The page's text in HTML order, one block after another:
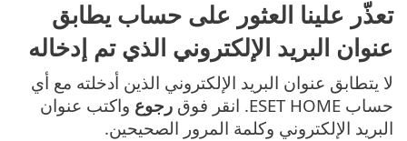
تعذّر علينا العثور على حساب يطابق
عنوان البريد الإلكتروني الذي تم إدخاله
لا يتطابق عنوان البريد الإلكتروني الذين أدخلته مع أي
حساب ESET HOME. انقر فوق
رجوع واكتب عنوان
البريد الإلكتروني وكلمة المرور الصحيحين.